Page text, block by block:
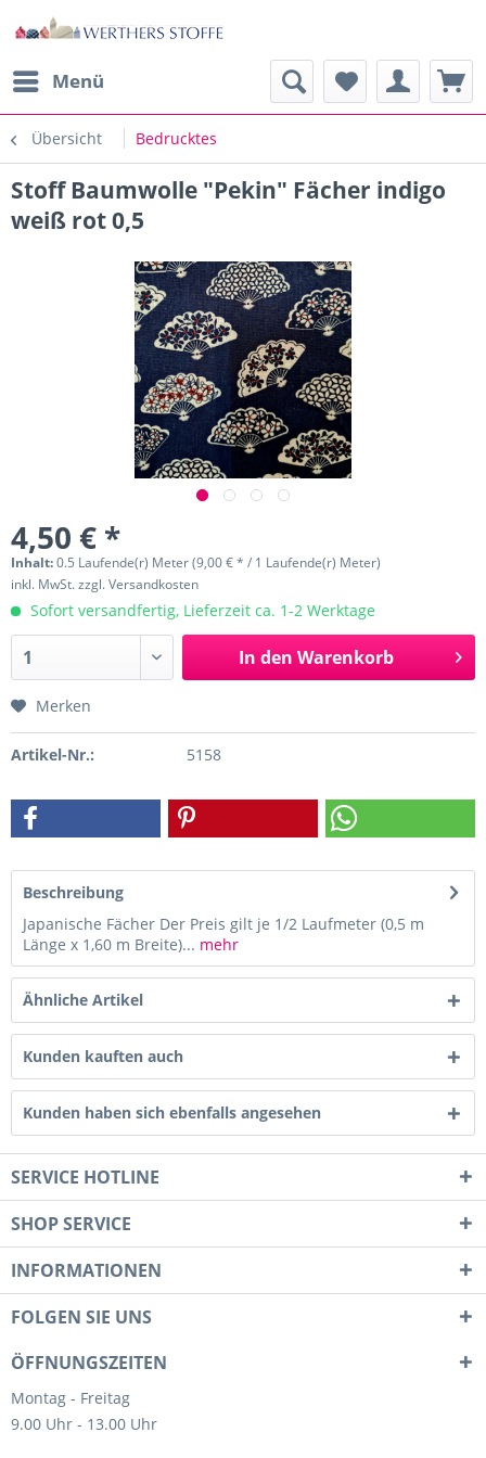
Menü
Übersicht Bedrucktes
Stoff Baumwolle "Pekin" Fächer indigo
weiß rot 0,5
4,50 € *
Inhalt:0.5 Laufende(r) Meter (9,00 € * / 1 Laufende(r) Meter)
inkl. MwSt.zzgl. Versandkosten
Sofort versandfertig, Lieferzeit ca. 1-2 Werktage
In den Warenkorb
Merken
Artikel-Nr.: 5158
Beschreibung
Japanische Fächer Der Preis gilt je 1/2 Laufmeter (0,5 m
Länge x 1,60 m Breite)... mehr
Ähnliche Artikel
Kunden kauften auch
Kunden haben sich ebenfalls angesehen
SERVICE HOTLINE
SHOP SERVICE
INFORMATIONEN
FOLGEN SIE UNS
ÖFFNUNGSZEITEN
Montag - Freitag
9.00 Uhr - 13.00 Uhr